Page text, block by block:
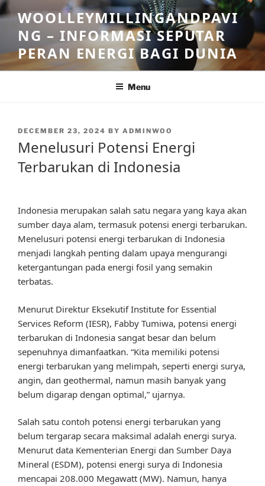
Skip
to
content
WOOLLEYMILLINGANDPAVI
NG – INFORMASI SEPUTAR
PERAN ENERGI BAGI DUNIA
Menu
POSTED
DECEMBER 23, 2024 BY ADMINWOO
Menelusuri Potensi Energi
Terbarukan di Indonesia
Indonesia merupakan salah satu negara yang kaya akan
sumber daya alam, termasuk potensi energi terbarukan.
Menelusuri potensi energi terbarukan di Indonesia
menjadi langkah penting dalam upaya mengurangi
ketergantungan pada energi fosil yang semakin
terbatas.
Menurut Direktur Eksekutif Institute for Essential
Services Reform (IESR), Fabby Tumiwa, potensi energi
terbarukan di Indonesia sangat besar dan belum
sepenuhnya dimanfaatkan. “Kita memiliki potensi
energi terbarukan yang melimpah, seperti energi surya,
angin, dan geothermal, namun masih banyak yang
belum digarap dengan optimal,” ujarnya.
Salah satu contoh potensi energi terbarukan yang
belum tergarap secara maksimal adalah energi surya.
Menurut data Kementerian Energi dan Sumber Daya
Mineral (ESDM), potensi energi surya di Indonesia
mencapai 208.000 Megawatt (MW). Namun, hanya